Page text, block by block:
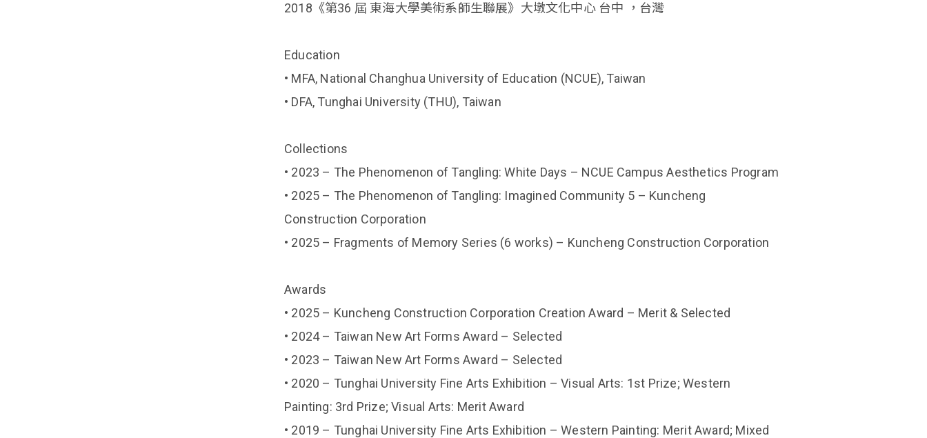
2018《第36 屆 東海大學美術系師生聯展》大墩文化中心 台中 ，台灣
Education
• MFA, National Changhua University of Education (NCUE), Taiwan
• DFA, Tunghai University (THU), Taiwan
Collections
• 2023 – The Phenomenon of Tangling: White Days – NCUE Campus Aesthetics Program
• 2025 – The Phenomenon of Tangling: Imagined Community 5 – Kuncheng
Construction Corporation
• 2025 – Fragments of Memory Series (6 works) – Kuncheng Construction Corporation
Awards
• 2025 – Kuncheng Construction Corporation Creation Award – Merit & Selected
• 2024 – Taiwan New Art Forms Award – Selected
• 2023 – Taiwan New Art Forms Award – Selected
• 2020 – Tunghai University Fine Arts Exhibition – Visual Arts: 1st Prize; Western
Painting: 3rd Prize; Visual Arts: Merit Award
• 2019 – Tunghai University Fine Arts Exhibition – Western Painting: Merit Award; Mixed